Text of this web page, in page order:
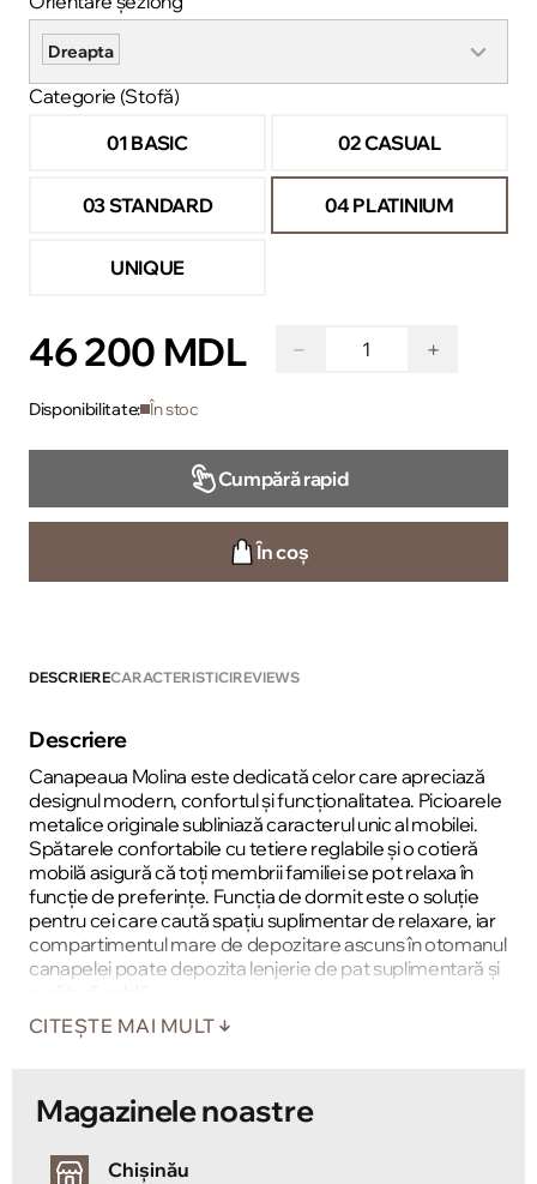
Dreapta
Categorie (Stofă)
01 BASIC
02 CASUAL
03 STANDARD 04 PLATINIUM
UNIQUE
46 200 MDL − +
Disponibilitate: În stoc
Cumpără rapid
În coș
DESCRIERECARACTERISTICIREVIEWS
Descriere
Canapeaua Molina este dedicată celor care apreciază
designul modern, confortul și funcționalitatea. Picioarele
metalice originale subliniază caracterul unic al mobilei.
Spătarele confortabile cu tetiere reglabile și o cotieră
mobilă asigură că toți membrii familiei se pot relaxa în
funcție de preferințe. Funcția de dormit este o soluție
pentru cei care caută spațiu suplimentar de relaxare, iar
compartimentul mare de depozitare ascuns în otomanul
canapelei poate depozita lenjerie de pat suplimentară și
CITEȘTE MAI MULT
Magazinele noastre
Chișinău